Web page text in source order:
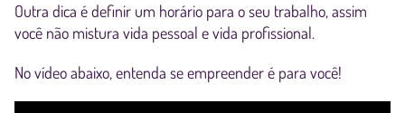
Outra dica é definir um horário para o seu trabalho, assim
você não mistura vida pessoal e vida profissional.
No vídeo abaixo, entenda se empreender é para você!